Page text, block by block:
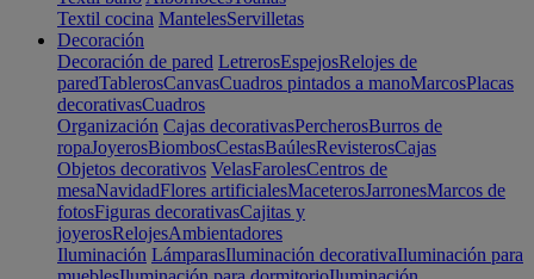
Textil cocina MantelesServilletas
Decoración
Decoración de pared LetrerosEspejosRelojes de
paredTablerosCanvasCuadros pintados a manoMarcosPlacas
decorativasCuadros
Organización Cajas decorativasPercherosBurros de
ropaJoyerosBiombosCestasBaúlesRevisterosCajas
Objetos decorativos VelasFarolesCentros de
mesaNavidadFlores artificialesMaceterosJarronesMarcos de
fotosFiguras decorativasCajitas y
joyerosRelojesAmbientadores
Iluminación LámparasIluminación decorativaIluminación para